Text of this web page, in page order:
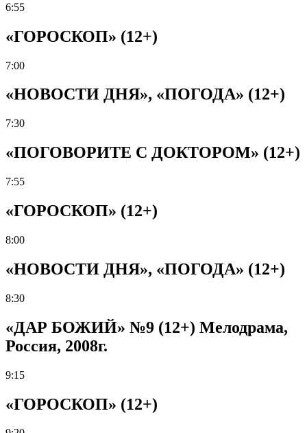
6:55
«ГОРОСКОП» (12+)
7:00
«НОВОСТИ ДНЯ», «ПОГОДА» (12+)
7:30
«ПОГОВОРИТЕ С ДОКТОРОМ» (12+)
7:55
«ГОРОСКОП» (12+)
8:00
«НОВОСТИ ДНЯ», «ПОГОДА» (12+)
8:30
«ДАР БОЖИЙ» №9 (12+) Мелодрама,
Россия, 2008г.
9:15
«ГОРОСКОП» (12+)